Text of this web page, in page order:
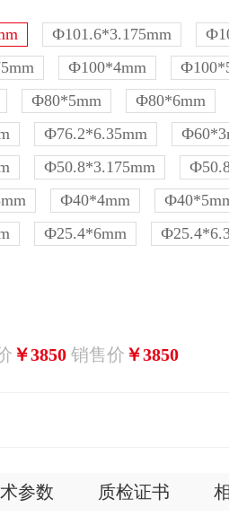
Ф101.6*3.175mm
Ф100*4mm
Ф80*5mm
Ф80*6mm
Ф76.2*6.35mm
Ф50.8*3.175mm
Ф40*4mm
Ф25.4*6mm
￥3850 销售价 ￥3850
参数 质检证书